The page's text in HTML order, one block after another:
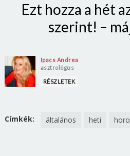
Ezt hozza a hét
szerint! –
Ipacs Andrea
asztrológus
RÉSZLETEK
Címkék: általános heti